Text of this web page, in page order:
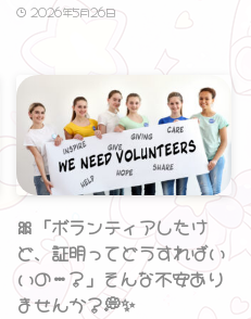
2026年5月26日
🎀「ボランティアしたけ
ど、証明ってどうすればい
いの…？」そんな不安あり
ませんか？💭✨